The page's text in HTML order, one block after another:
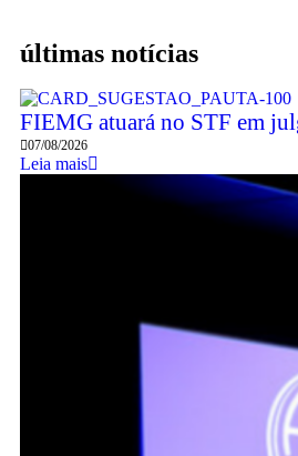
últimas notícias
FIEMG atuará no STF em
07/08/2026
Leia mais